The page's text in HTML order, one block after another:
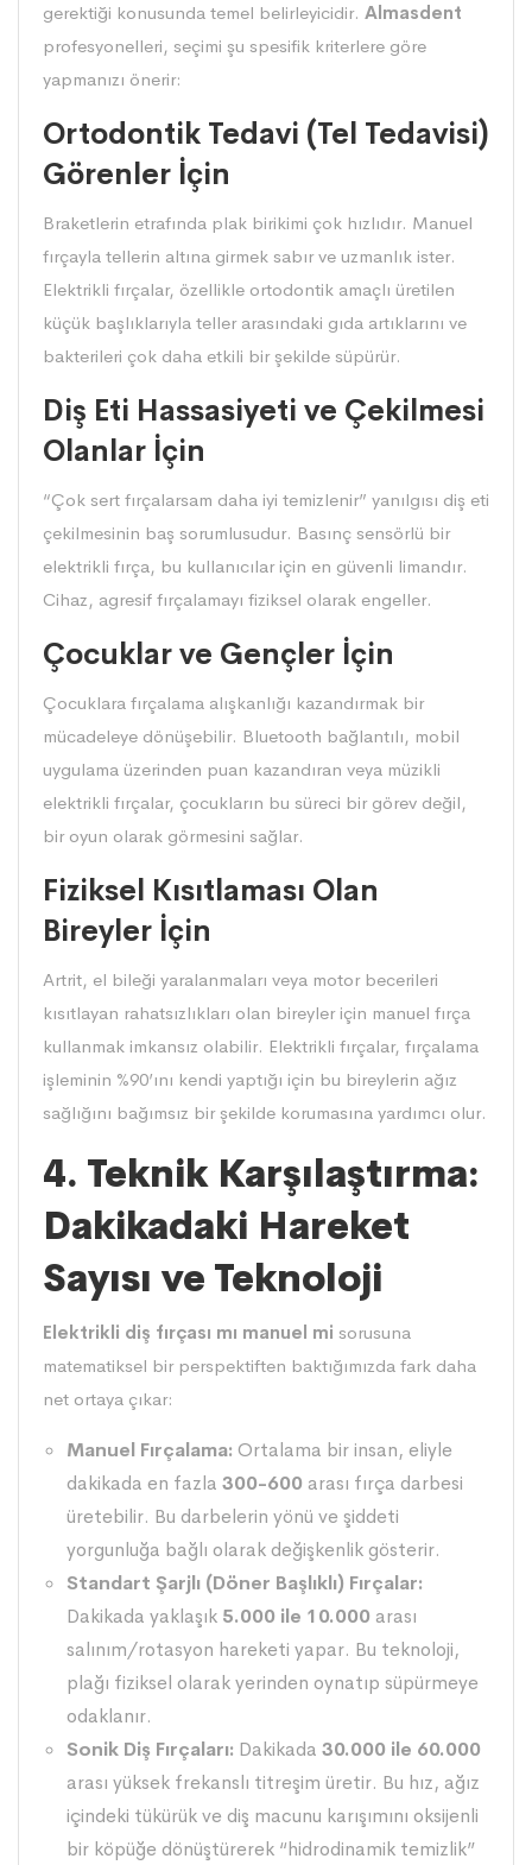
gerektiği konusunda temel belirleyicidir. Almasdent
profesyonelleri, seçimi şu spesifik kriterlere göre
yapmanızı önerir:
Ortodontik Tedavi (Tel Tedavisi)
Görenler İçin
Braketlerin etrafında plak birikimi çok hızlıdır. Manuel
fırçayla tellerin altına girmek sabır ve uzmanlık ister.
Elektrikli fırçalar, özellikle ortodontik amaçlı üretilen
küçük başlıklarıyla teller arasındaki gıda artıklarını ve
bakterileri çok daha etkili bir şekilde süpürür.
Diş Eti Hassasiyeti ve Çekilmesi
Olanlar İçin
“Çok sert fırçalarsam daha iyi temizlenir” yanılgısı diş eti
çekilmesinin baş sorumlusudur. Basınç sensörlü bir
elektrikli fırça, bu kullanıcılar için en güvenli limandır.
Cihaz, agresif fırçalamayı fiziksel olarak engeller.
Çocuklar ve Gençler İçin
Çocuklara fırçalama alışkanlığı kazandırmak bir
mücadeleye dönüşebilir. Bluetooth bağlantılı, mobil
uygulama üzerinden puan kazandıran veya müzikli
elektrikli fırçalar, çocukların bu süreci bir görev değil,
bir oyun olarak görmesini sağlar.
Fiziksel Kısıtlaması Olan
Bireyler İçin
Artrit, el bileği yaralanmaları veya motor becerileri
kısıtlayan rahatsızlıkları olan bireyler için manuel fırça
kullanmak imkansız olabilir. Elektrikli fırçalar, fırçalama
işleminin %90’ını kendi yaptığı için bu bireylerin ağız
sağlığını bağımsız bir şekilde korumasına yardımcı olur.
4. Teknik Karşılaştırma:
Dakikadaki Hareket
Sayısı ve Teknoloji
Elektrikli diş fırçası mı manuel mi sorusuna
matematiksel bir perspektiften baktığımızda fark daha
net ortaya çıkar:
Manuel Fırçalama: Ortalama bir insan, eliyle
dakikada en fazla 300-600 arası fırça darbesi
üretebilir. Bu darbelerin yönü ve şiddeti
yorgunluğa bağlı olarak değişkenlik gösterir.
Standart Şarjlı (Döner Başlıklı) Fırçalar:
Dakikada yaklaşık 5.000 ile 10.000 arası
salınım/rotasyon hareketi yapar. Bu teknoloji,
plağı fiziksel olarak yerinden oynatıp süpürmeye
odaklanır.
Sonik Diş Fırçaları: Dakikada 30.000 ile 60.000
arası yüksek frekanslı titreşim üretir. Bu hız, ağız
içindeki tükürük ve diş macunu karışımını oksijenli
bir köpüğe dönüştürerek “hidrodinamik temizlik”